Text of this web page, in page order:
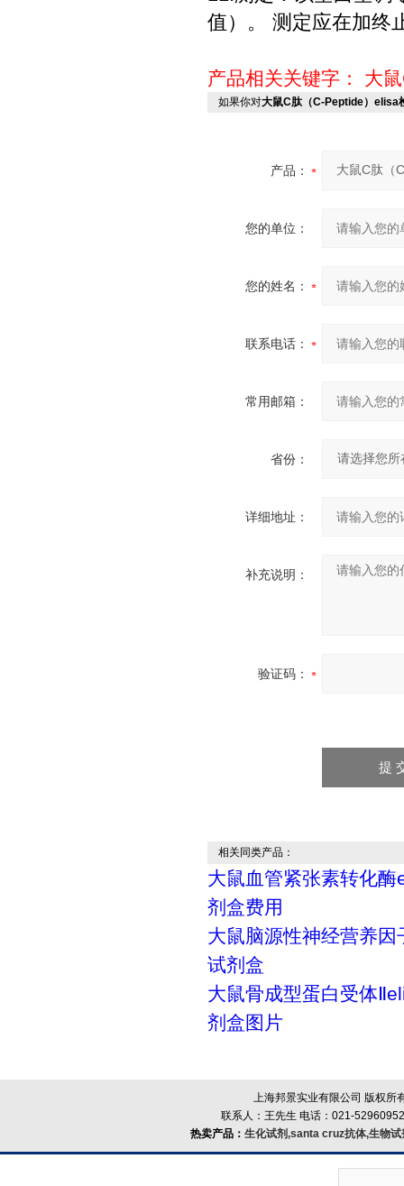
值）。 测定应在加终
产品相关关键字： 大
如果你对大鼠C肽（C-Peptide）elisa
产品：
您的单位：
您的姓名：
联系电话：
常用邮箱：
省份：
详细地址：
补充说明：
验证码：
相关同类产品：
大鼠血管紧张素转化酶
剂盒费用
大鼠脑源性神经营养因
试剂盒
大鼠骨成型蛋白受体
剂盒图片
上海邦景实业有限公司 版权所
联系人：王先生 电话：021-
热卖产品： 生化试剂,santa cruz抗体,生物